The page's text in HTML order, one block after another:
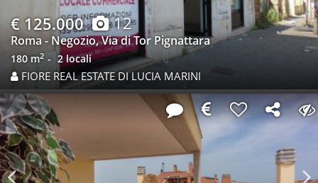
Previous
€ 125.000 12
Roma - Negozio, Via di Tor Pignattara
180 m2 2 locali
FIORE REAL ESTATE DI LUCIA MARINI